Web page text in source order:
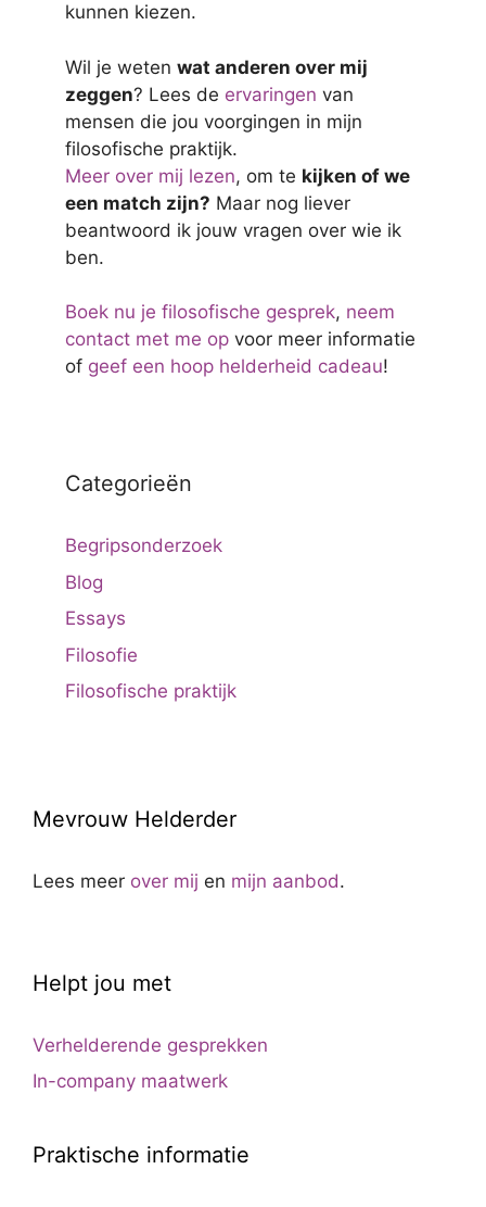
kunnen kiezen.
Wil je weten wat anderen over mij
zeggen? Lees de ervaringen van
mensen die jou voorgingen in mijn
filosofische praktijk.
Meer over mij lezen, om te kijken of we
een match zijn? Maar nog liever
beantwoord ik jouw vragen over wie ik
ben.
Boek nu je filosofische gesprek, neem
contact met me op voor meer informatie
of geef een hoop helderheid cadeau!
Categorieën
Begripsonderzoek
Blog
Essays
Filosofie
Filosofische praktijk
Mevrouw Helderder
Lees meer over mij en mijn aanbod.
Helpt jou met
Verhelderende gesprekken
In-company maatwerk
Praktische informatie